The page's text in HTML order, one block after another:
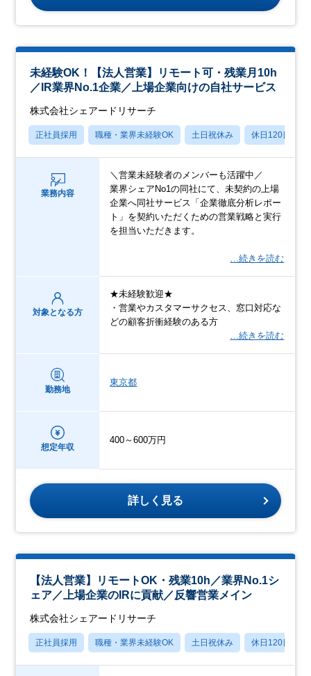
未経験OK！【法人営業】リモート可・残業月10h
／IR業界No.1企業／上場企業向けの自社サービス
株式会社シェアードリサーチ
正社員採用 職種・業界未経験OK 土日祝休み 休日120日以上
業務内容
＼営業未経験者のメンバーも活躍中／
業界シェアNo1の同社にて、未契約の上場
企業へ同社サービス「企業徹底分析レポー
ト」を契約いただくための営業戦略と実行
を担当いただきます。
…続きを読む
対象となる方
★未経験歓迎★
・営業やカスタマーサクセス、窓口対応な
どの顧客折衝経験のある方
…続きを読む
勤務地
東京都
想定年収
400～600万円
詳しく見る
【法人営業】リモートOK・残業10h／業界No.1シ
ェア／上場企業のIRに貢献／反響営業メイン
株式会社シェアードリサーチ
正社員採用 職種・業界未経験OK 土日祝休み 休日120日以上